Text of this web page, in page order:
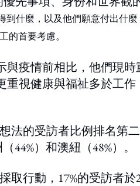
到什麼，以及他們願意付出什麼
的首要考慮。
與疫情前相比，他們現
重視健康與福祉多於工
法的受訪者比例排名第
44%）和澳紐（48%）。
行動，17%的受訪者於